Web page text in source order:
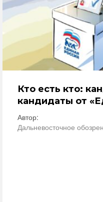
Кто есть кто:
кандидаты от
Автор:
Дальневосточное